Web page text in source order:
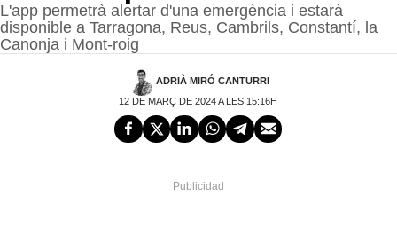
L'app permetrà alertar d'una emergència i estarà
disponible a Tarragona, Reus, Cambrils, Constantí, la
Canonja i Mont-roig
ADRIÀ MIRÓ CANTURRI
12 DE MARÇ DE 2024 A LES 15:16H